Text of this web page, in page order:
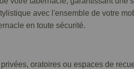
avec l'ensemble de votre
en toute sécurité.
oratoires ou espaces de